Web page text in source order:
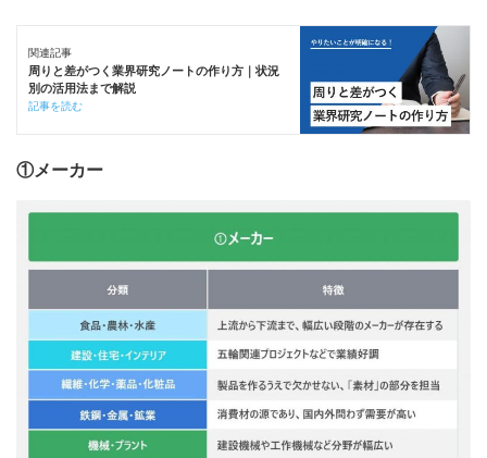
関連記事
周りと差がつく業界研究ノートの作り方｜状況
別の活用法まで解説
記事を読む
①メーカー